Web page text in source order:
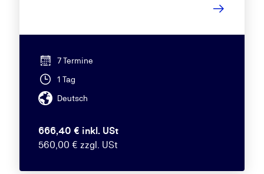
7 Termine
1 Tag
Deutsch
666,40 € inkl. USt
560,00 € zzgl. USt